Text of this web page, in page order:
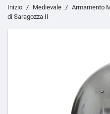
Inizio Medievale Armamento
di Saragozza II